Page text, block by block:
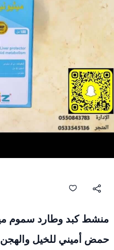
حمض أميني للخيل والهجن